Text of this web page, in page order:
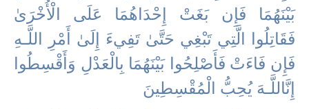
بَيْنَهُمَا فَإِن بَغَتْ إِحْدَاهُمَا عَلَى الْأُخْرَ‌ىٰ
فَقَاتِلُوا الَّتِي تَبْغِي حَتَّىٰ تَفِيءَ إِلَىٰ أَمْرِ‌ اللَّـهِ
فَإِن فَاءَتْ فَأَصْلِحُوا بَيْنَهُمَا بِالْعَدْلِ وَأَقْسِطُوا
إِنَّاللَّـهَ يُحِبُّ الْمُقْسِطِينَ